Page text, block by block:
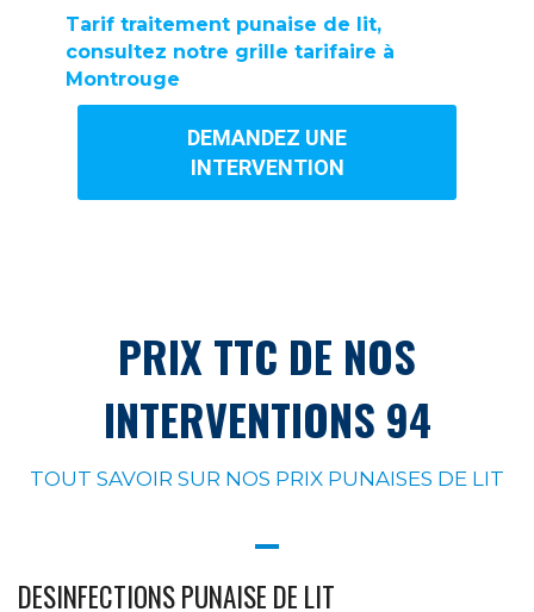
Tarif traitement punaise de lit,
consultez notre grille tarifaire à
Montrouge
DEMANDEZ UNE
INTERVENTION
PRIX TTC DE NOS
INTERVENTIONS 94
TOUT SAVOIR SUR NOS PRIX PUNAISES DE LIT
DESINFECTIONS PUNAISE DE LIT